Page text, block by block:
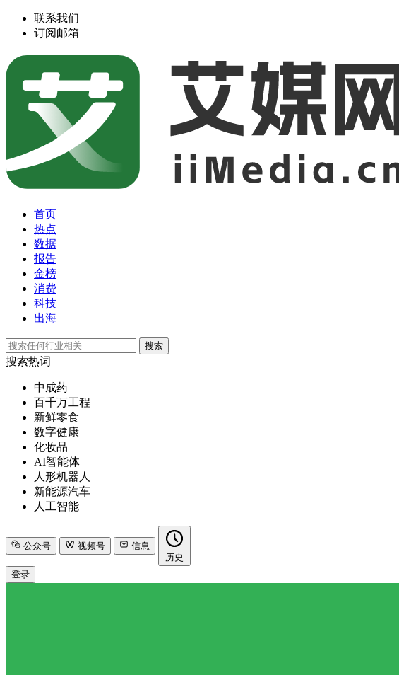
联系我们
订阅邮箱
首页
热点
数据
报告
金榜
消费
科技
出海
搜索
搜索热词
中成药
百千万工程
新鲜零食
数字健康
化妆品
AI智能体
人形机器人
新能源汽车
人工智能
公众号 视频号
信息
历史
登录